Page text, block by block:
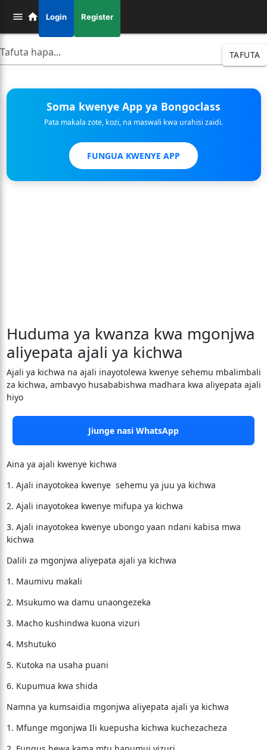
Login Register
TAFUTA
Soma kwenye App ya Bongoclass
Pata makala zote, kozi, na maswali kwa urahisi zaidi.
FUNGUA KWENYE APP
Huduma ya kwanza kwa mgonjwa
aliyepata ajali ya kichwa
Ajali ya kichwa na ajali inayotolewa kwenye sehemu mbalimbali
za kichwa, ambavyo husababishwa madhara kwa aliyepata ajali
hiyo
Jiunge nasi WhatsApp
Aina ya ajali kwenye kichwa
1. Ajali inayotokea kwenye sehemu ya juu ya kichwa
2. Ajali inayotokea kwenye mifupa ya kichwa
3. Ajali inayotokea kwenye ubongo yaan ndani kabisa mwa
kichwa
Dalili za mgonjwa aliyepata ajali ya kichwa
1. Maumivu makali
2. Msukumo wa damu unaongezeka
3. Macho kushindwa kuona vizuri
4. Mshutuko
5. Kutoka na usaha puani
6. Kupumua kwa shida
Namna ya kumsaidia mgonjwa aliyepata ajali ya kichwa
1. Mfunge mgonjwa Ili kuepusha kichwa kuchezacheza